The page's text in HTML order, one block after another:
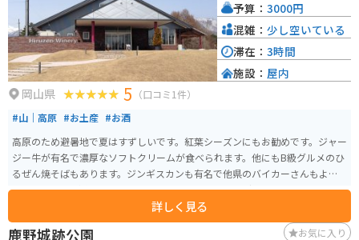
岡山県 5 （口コミ1件）
#山｜高原 #お土産 #お酒
高原のため避暑地で夏はすずしいです。紅葉シーズンにもお勧めです。ジャー
ジー牛が有名で濃厚なソフトクリームが食べられます。他にもB級グルメのひ
るぜん焼そばもあります。ジンギスカンも有名で他県のバイカーさんもよく
見かけます。交通量もそれ程多くないため、ツーリングには最適です。
詳しく見る
予算： 3000円
混雑： 少し空いている
滞在： 3時間
施設： 屋内
鹿野城跡公園 お気に入り